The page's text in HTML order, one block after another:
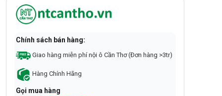
Chính sách bán hàng:
Giao hàng miễn phí nội ô Cần Thơ (Đơn hàng >3tr)
Hàng Chính Hãng
Gọi mua hàng